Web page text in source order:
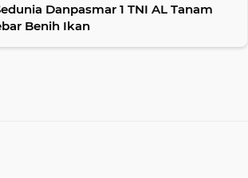
Danpasmar 1 TNI AL Tanam
Benih Ikan